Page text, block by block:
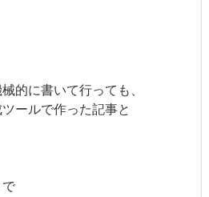
的に書いて行っても、
ールで作った記事と
で